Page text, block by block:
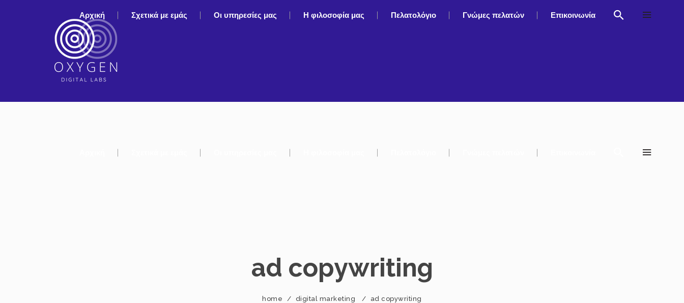
Αρχική Σχετικά με εμάς Οι υπηρεσίες μας Η φιλοσοφία μας Πελατολόγιο Γνώμες πελατών Επικοινωνία
ad copywriting
home / digital marketing / ad copywriting